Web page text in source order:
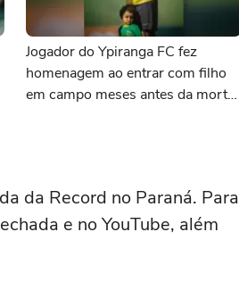
Jogador do Ypiranga FC fez
homenagem ao entrar com filho
em campo meses antes da morte
da Record no Paraná. Para
e no YouTube, além